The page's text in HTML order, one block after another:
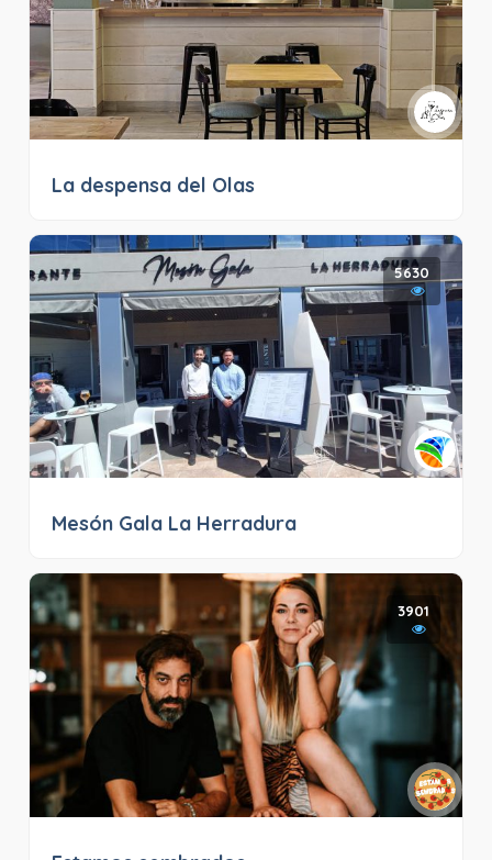
La despensa del Olas
5630
Mesón Gala La Herradura
3901